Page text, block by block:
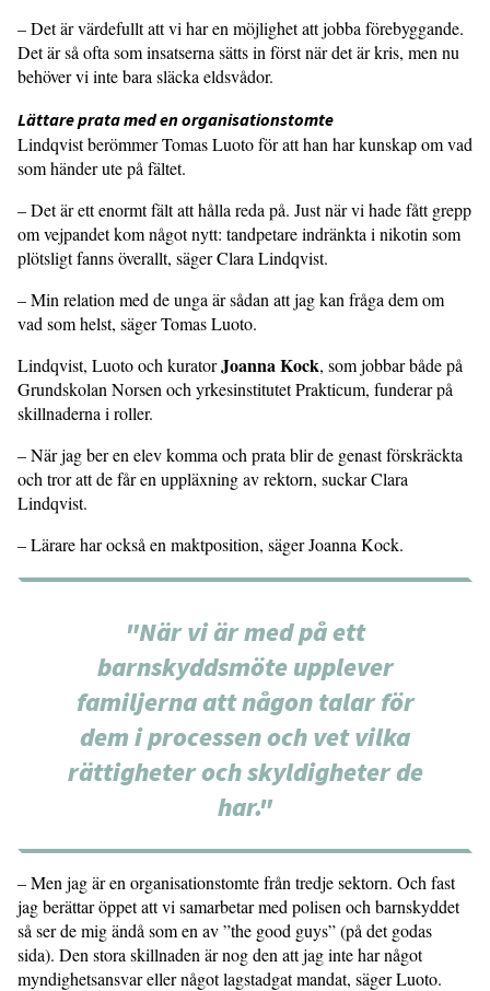
– Det är värdefullt att vi har en möjlighet att jobba förebyggande.
Det är så ofta som insatserna sätts in först när det är kris, men nu
behöver vi inte bara släcka eldsvådor.
Lättare prata med en organisationstomte
Lindqvist berömmer Tomas Luoto för att han har kunskap om vad
som händer ute på fältet.
– Det är ett enormt fält att hålla reda på. Just när vi hade fått grepp
om vejpandet kom något nytt: tandpetare indränkta i nikotin som
plötsligt fanns överallt, säger Clara Lindqvist.
– Min relation med de unga är sådan att jag kan fråga dem om
vad som helst, säger Tomas Luoto.
Lindqvist, Luoto och kuratorJoanna Kock, som jobbar både på
Grundskolan Norsen och yrkesinstitutet Prakticum, funderar på
skillnaderna i roller.
– När jag ber en elev komma och prata blir de genast förskräckta
och tror att de får en uppläxning av rektorn, suckar Clara
Lindqvist.
– Lärare har också en maktposition, säger Joanna Kock.
"När vi är med på ett
barnskyddsmöte upplever
familjerna att någon talar för
dem i processen och vet vilka
rättigheter och skyldigheter de
har."
– Men jag är en organisationstomte från tredje sektorn. Och fast
jag berättar öppet att vi samarbetar med polisen och barnskyddet
så ser de mig ändå som en av ”the good guys” (på det godas
sida). Den stora skillnaden är nog den att jag inte har något
myndighetsansvar eller något lagstadgat mandat, säger Luoto.